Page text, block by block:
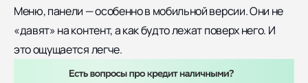
Меню, панели — особенно в мобильной версии. Они не
«давят» на контент, а как будто лежат поверх него. И
это ощущается легче.